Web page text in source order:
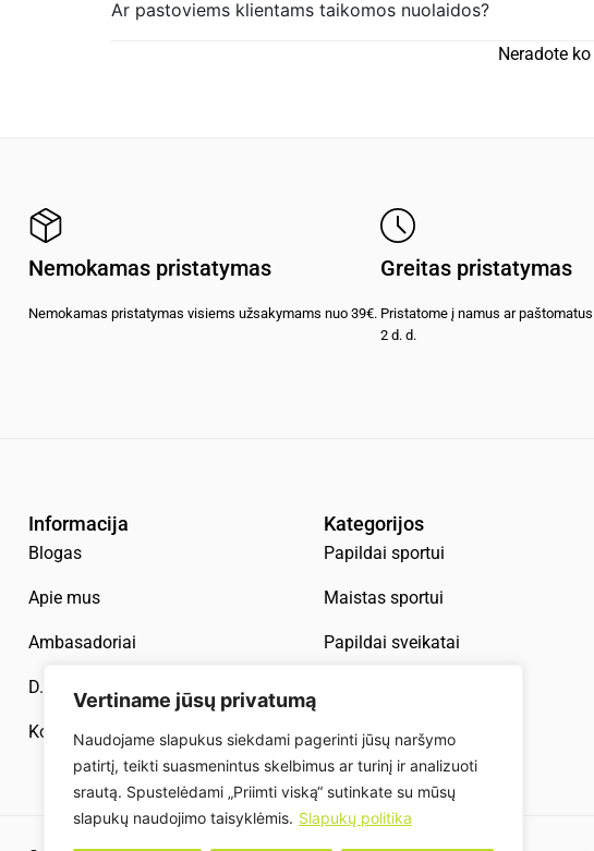
Vertiname jūsų privatumą
Naudojame slapukus siekdami pagerinti jūsų naršymo
patirtį, teikti suasmenintus skelbimus ar turinį ir analizuoti
srautą. Spustelėdami „Priimti viską“ sutinkate su mūsų
slapukų naudojimo taisyklėmis. Slapukų politika
Ar pastoviems klientams taikomos nuolaidos?
Neradote
Nemokamas pristatymas
Nemokamas pristatymas visiems užsakymams nuo 39€.
Greitas pristatymas
Pristatome į namus ar
2 d. d.
Informacija
Blogas
Apie mus
Ambasadoriai
D. U. K.
Kontaktai
Kategorijos
Papildai sportui
Maistas sportui
Papildai sveikatai